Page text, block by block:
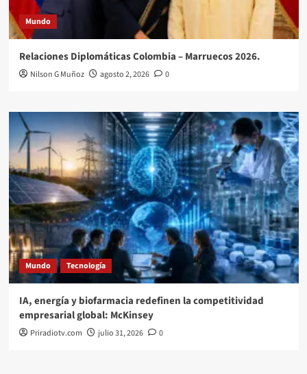
Mundo
Relaciones Diplomáticas Colombia – Marruecos 2026.
Nilson G Muñoz agosto 2, 2026 0
Mundo Tecnología
IA, energía y biofarmacia redefinen la competitividad
empresarial global: McKinsey
Priradiotv.com julio 31, 2026 0